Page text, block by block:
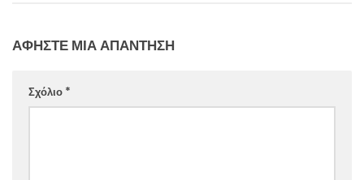
ΑΦΉΣΤΕ ΜΙΑ ΑΠΆΝΤΗΣΗ
Σχόλιο *